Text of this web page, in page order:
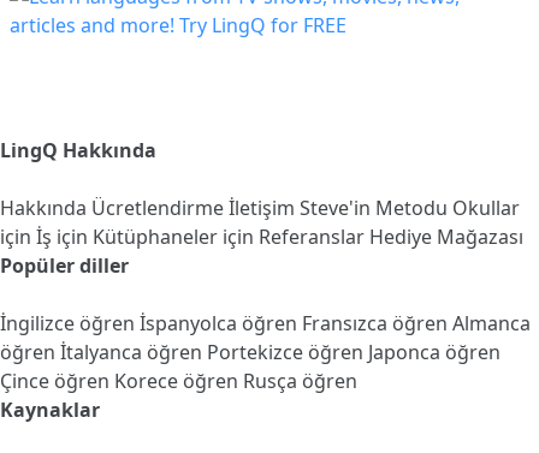
LingQ Hakkında
Hakkında Ücretlendirmeİletişim Steve'in Metodu Okullar
için İş için Kütüphaneler için Referanslar Hediye Mağazası
Popüler diller
İngilizce öğren İspanyolca öğren Fransızca öğren Almanca
öğren İtalyanca öğren Portekizce öğren Japonca öğren
Çince öğren Korece öğren Rusça öğren
Kaynaklar